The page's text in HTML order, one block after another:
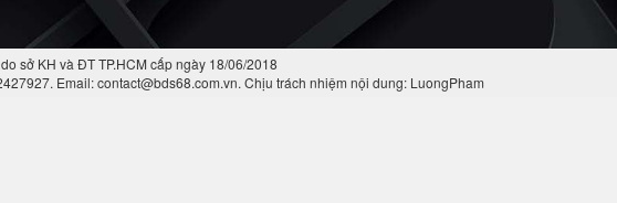
sở KH và ĐT TP.HCM cấp ngày 18/06/2018
Email: contact@bds68.com.vn. Chịu trách nhiệm nội dung: LuongPham